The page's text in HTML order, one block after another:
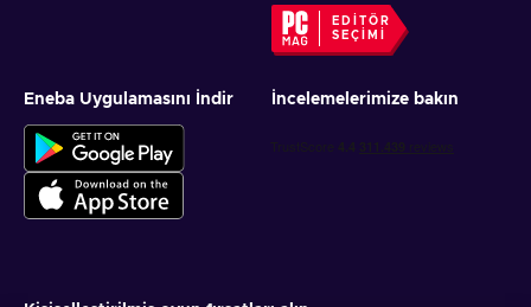
EDITÖR
SEÇIMI
Eneba Uygulamasını İndir İncelemelerimize bakın